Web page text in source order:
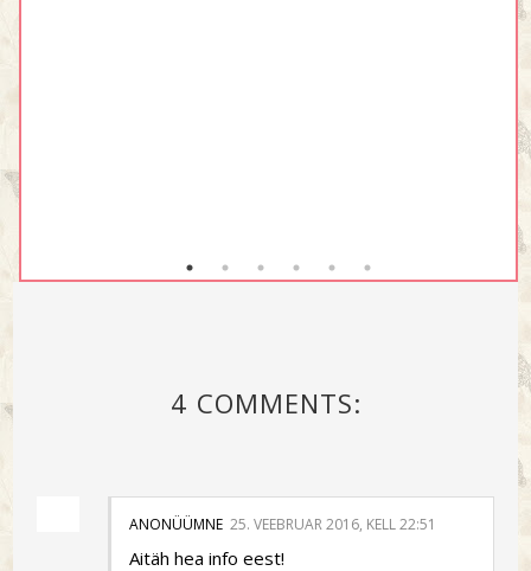
4 COMMENTS:
ANONÜÜMNE 25. VEEBRUAR 2016, KELL 22:51
Aitäh hea info eest!